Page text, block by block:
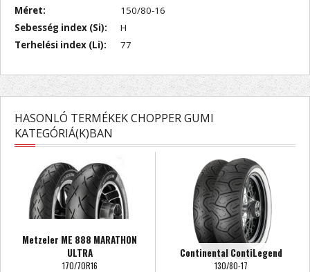
Méret:
150/80-16
Sebesség index (Si):
H
Terhelési index (Li):
77
HASONLÓ TERMÉKEK CHOPPER GUMI
KATEGÓRIÁ(K)BAN
Metzeler ME 888 MARATHON
ULTRA
170/70R16
Continental ContiLegend
130/80-17